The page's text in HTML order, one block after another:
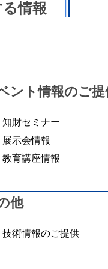
情報
ント情報のご提
知財セミナー
展示会情報
教育講座情報
他
技術情報のご提供